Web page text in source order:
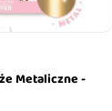
Metaliczne -